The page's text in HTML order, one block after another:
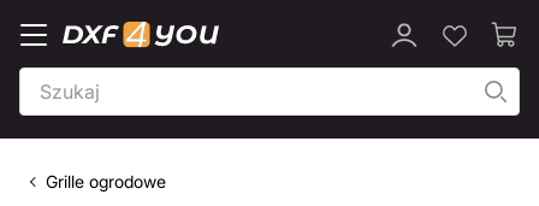
Grille ogrodowe